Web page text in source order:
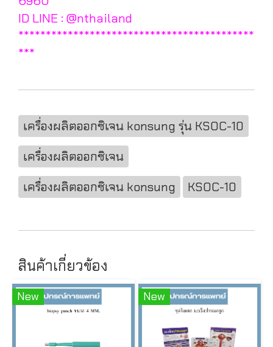
ID LINE : @nthailand
*******************************************
***
เครื่องผลิตออกซิเจน konsung รุ่น KSOC-10
เครื่องผลิตออกซิเจน
เครื่องผลิตออกซิเจน konsung
KSOC-10
สินค้าเกี่ยวข้อง
New New